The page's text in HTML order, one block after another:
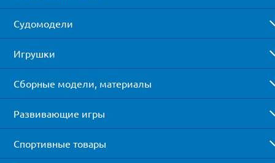
Судомодели
Игрушки
Сборные модели, материалы
Развивающие игры
Спортивные товары